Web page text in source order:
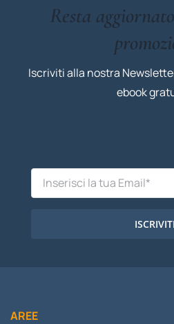
Resta
Iscriviti alla nostra
ebook
ISCRIVITI
AREE